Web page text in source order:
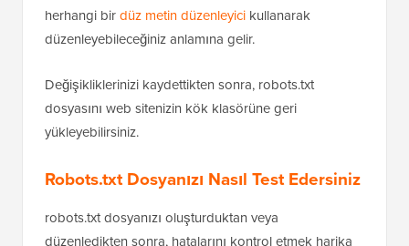
bilgisayarınıza indirip Not Defteri veya TextEdit gibi
herhangi birdüz metin düzenleyicikullanarak
düzenleyebileceğiniz anlamına gelir.
Değişikliklerinizi kaydettikten sonra, robots.txt
yükleyebilirsiniz.